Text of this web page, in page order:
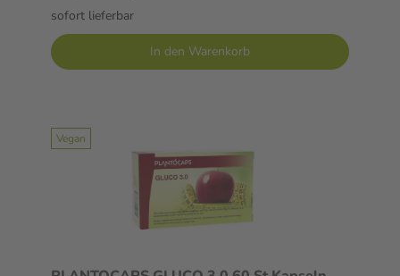
sofort lieferbar
In den Warenkorb
Vegan